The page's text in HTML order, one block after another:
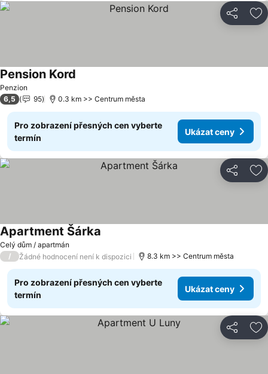
Sdílet
Penzion
Pension Kord
6,5 95 0.3 km >> Centrum města
Pro zobrazení přesných cen vyberte
termín
Ukázat ceny
Sdílet
Celý dům / apartmán
Apartment Šárka
/ Žádné hodnocení není k dispozici 8.3 km >> Centrum města
Pro zobrazení přesných cen vyberte
termín
Ukázat ceny
Sdílet